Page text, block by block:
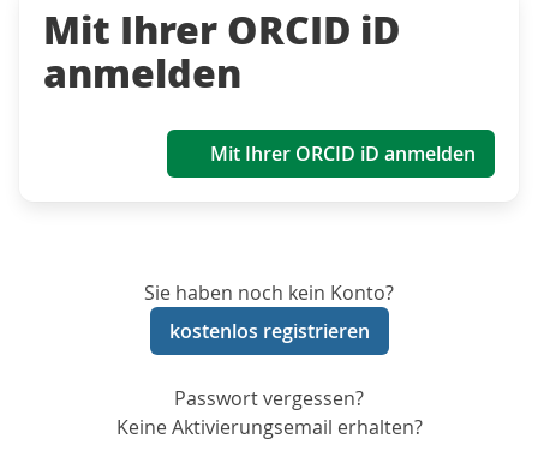
Mit Ihrer ORCID iD
anmelden
Mit Ihrer ORCID iD anmelden
Sie haben noch kein Konto?
kostenlos registrieren
Passwort vergessen?
Keine Aktivierungsemail erhalten?